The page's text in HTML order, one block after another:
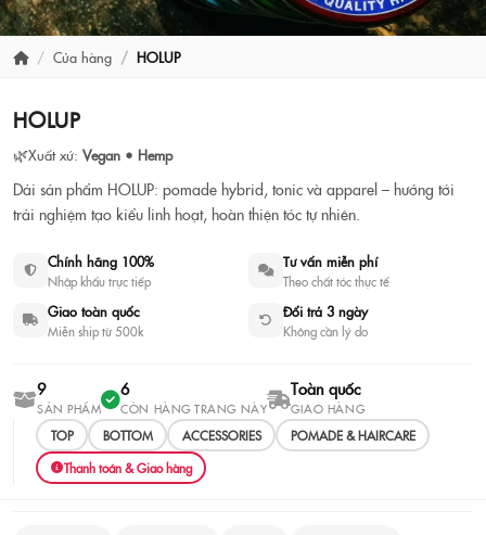
HOLUP Pomade | Sáp & grooming
tonic chính hãng
🌿Vegan • Hemp·9 sản phẩm
Xem sản phẩm Tư vấn chọn nhanh
Cửa hàng HOLUP
HOLUP
🌿Xuất xứ: Vegan • Hemp
Dải sản phẩm HOLUP: pomade hybrid, tonic và apparel – hướng tới
trải nghiệm tạo kiểu linh hoạt, hoàn thiện tóc tự nhiên.
Chính hãng 100%
Nhập khẩu trực tiếp
Tư vấn miễn phí
Theo chất tóc thực tế
Giao toàn quốc
Miễn ship từ 500k
Đổi trả 3 ngày
Không cần lý do
9
SẢN PHẨM
6
CÒN HÀNG TRANG NÀY
Toàn quốc
GIAO HÀNG
TOP BOTTOM ACCESSORIES
POMADE & HAIRCARE
Thanh toán & Giao hàng